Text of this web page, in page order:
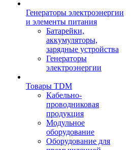
Генераторы электроэнергии
и элементы питания
Батарейки,
аккумуляторы,
зарядные устройства
Генераторы
электроэнергии
Товары TDM
Кабельно-
проводниковая
продукция
Модульное
оборудование
Оборудование для